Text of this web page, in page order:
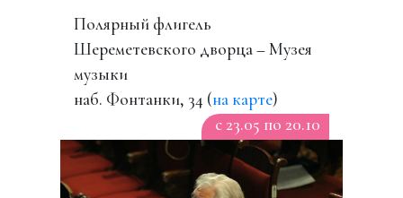
Полярный флигель
Шереметевского дворца – Музея
музыки
наб. Фонтанки, 34 (на карте)
c 23.05 по 20.10